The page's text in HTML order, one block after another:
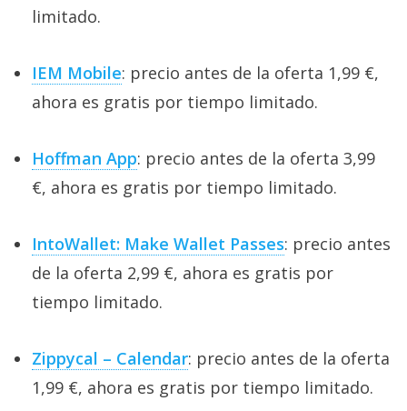
limitado.
IEM Mobile: precio antes de la oferta 1,99 €,
ahora es gratis por tiempo limitado.
Hoffman App: precio antes de la oferta 3,99
€, ahora es gratis por tiempo limitado.
IntoWallet: Make Wallet Passes: precio antes
de la oferta 2,99 €, ahora es gratis por
tiempo limitado.
Zippycal – Calendar: precio antes de la oferta
1,99 €, ahora es gratis por tiempo limitado.